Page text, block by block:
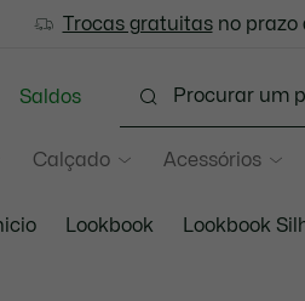
Trocas gratuitasno prazo
Lacoste Members: descobre as
Calçado Acessórios
Saldos
Lookbook Lookbook